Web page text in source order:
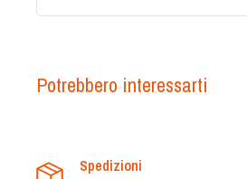
Potrebbero interessarti
Spedizioni